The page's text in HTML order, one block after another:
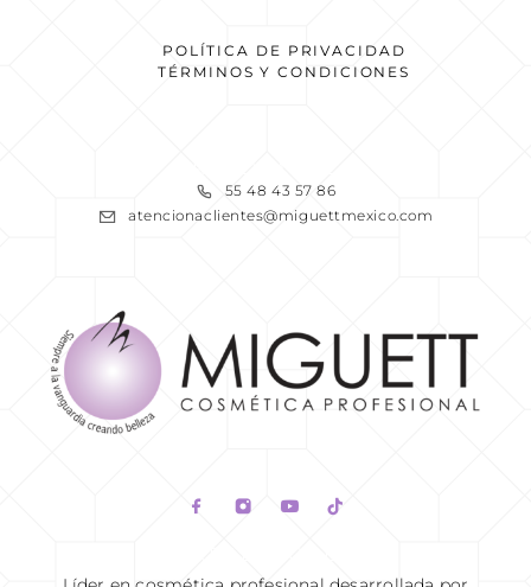
POLÍTICA DE PRIVACIDAD
TÉRMINOS Y CONDICIONES
55 48 43 57 86
atencionaclientes@miguettmexico.com